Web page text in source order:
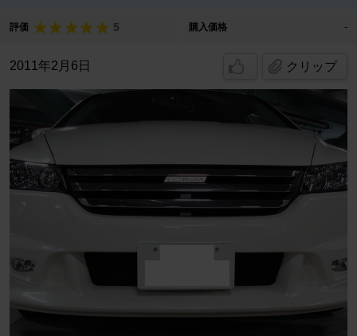
評価 5 購入価格 -
2011年2月6日 クリップ